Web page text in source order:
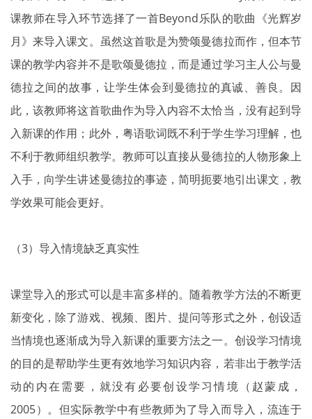
课教师在导入环节选择了一首Beyond乐队的歌曲《光辉岁
月》来导入课文。虽然这首歌是为赞颂曼德拉而作，但本节
课的教学内容并不是歌颂曼德拉，而是通过学习主人公与曼
德拉之间的故事，让学生体会到曼德拉的真诚、善良。因
此，该教师将这首歌曲作为导入内容不太恰当，没有起到导
入新课的作用；此外，粤语歌词既不利于学生学习理解，也
不利于教师组织教学。教师可以直接从曼德拉的人物形象上
入手，向学生讲述曼德拉的事迹，简明扼要地引出课文，教
学效果可能会更好。
（3）导入情境缺乏真实性
课堂导入的形式可以是丰富多样的。随着教学方法的不断更
新变化，除了游戏、视频、图片、提问等形式之外，创设适
当情境也逐渐成为导入新课的重要方法之一。创设学习情境
的目的是帮助学生更有效地学习知识内容，若非出于教学活
动的内在需要，就没有必要创设学习情境（赵蒙成，
2005）。但实际教学中有些教师为了导入而导入，流连于